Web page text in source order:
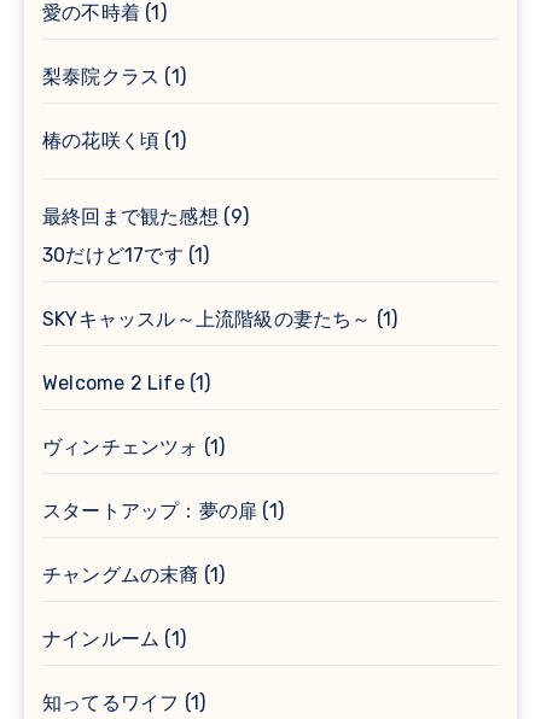
愛の不時着 (1)
梨泰院クラス (1)
椿の花咲く頃 (1)
最終回まで観た感想 (9)
30だけど17です (1)
SKYキャッスル～上流階級の妻たち～ (1)
Welcome 2 Life(1)
ヴィンチェンツォ (1)
スタートアップ：夢の扉 (1)
チャングムの末裔 (1)
ナインルーム (1)
知ってるワイフ (1)